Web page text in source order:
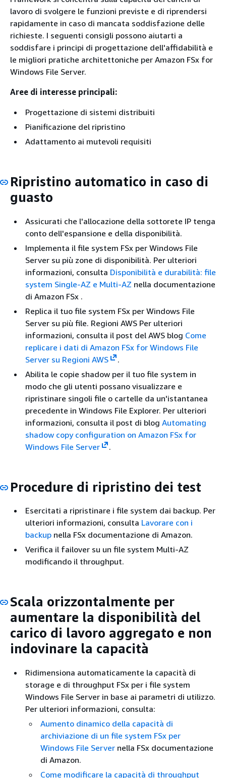
lavoro di svolgere le funzioni previste e di riprendersi
rapidamente in caso di mancata soddisfazione delle
richieste. I seguenti consigli possono aiutarti a
soddisfare i principi di progettazione dell'affidabilità e
le migliori pratiche architettoniche per Amazon FSx for
Windows File Server.
Aree di interesse principali:
Progettazione di sistemi distribuiti
Pianificazione del ripristino
Adattamento ai mutevoli requisiti
Ripristino automatico in caso di
guasto
Assicurati che l'allocazione della sottorete IP tenga
conto dell'espansione e della disponibilità.
Implementa il file system FSx per Windows File
Server su più zone di disponibilità. Per ulteriori
informazioni, consulta Disponibilità e durabilità: file
system Single-AZ e Multi-AZ nella documentazione
di Amazon FSx .
Replica il tuo file system FSx per Windows File
Server su più file. Regioni AWS Per ulteriori
informazioni, consulta il post del AWS blog Come
replicare i dati di Amazon FSx for Windows File
Server su Regioni AWS
.
Abilita le copie shadow per il tuo file system in
modo che gli utenti possano visualizzare e
ripristinare singoli file o cartelle da un'istantanea
precedente in Windows File Explorer. Per ulteriori
informazioni, consulta il post di blog Automating
shadow copy configuration on Amazon FSx for
Windows File Server
.
Procedure di ripristino dei test
Esercitati a ripristinare i file system dai backup. Per
ulteriori informazioni, consulta Lavorare con i
backup nella FSx documentazione di Amazon.
Verifica il failover su un file system Multi-AZ
modificando il throughput.
Scala orizzontalmente per
aumentare la disponibilità del
carico di lavoro aggregato e non
indovinare la capacità
Ridimensiona automaticamente la capacità di
storage e di throughput FSx per i file system
Windows File Server in base ai parametri di utilizzo.
Per ulteriori informazioni, consulta:
Aumento dinamico della capacità di
archiviazione di un file system FSx per
Windows File Server nella FSx documentazione
di Amazon.
Come modificare la capacità di throughput